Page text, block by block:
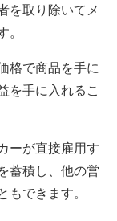
を取り除いてメ
。
格で商品を手に
を手に入れるこ
ーが直接雇用す
蓄積し、他の営
もできます。